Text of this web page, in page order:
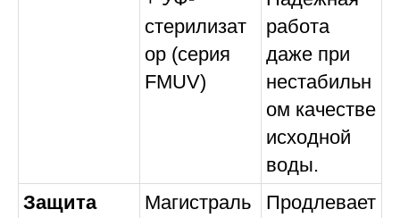
стерилизат
ор (серия
FMUV)
работа
даже при
нестабильн
ом качестве
исходной
воды.
Защита
Магистраль
Продлевает